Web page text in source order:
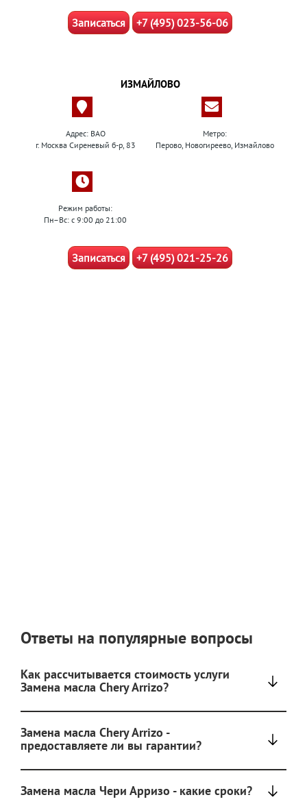
Записаться +7 (495) 023-56-06
ИЗМАЙЛОВО
Адрес: ВАО
г. Москва Сиреневый б-р, 83
Метро:
Перово, Новогиреево, Измайлово
Режим работы:
Пн–Вс: с 9:00 до 21:00
Записаться +7 (495) 021-25-26
Ответы на популярные вопросы
Как рассчитывается стоимость услуги
Замена масла Chery Arrizo?
Замена масла Chery Arrizo -
предоставляете ли вы гарантии?
Замена масла Чери Арризо - какие сроки?